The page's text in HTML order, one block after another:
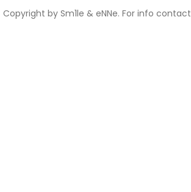
Copyright by Sm1le & eNNe. For info contact